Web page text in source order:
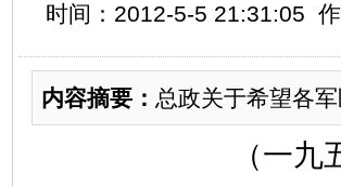
时间：2012-5-5 21:31:05
内容摘要： 总政关于希望各
（一